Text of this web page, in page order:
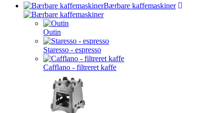
Bærbare kaffemaskiner
Outin
Staresso - espresso
Cafflano - filtreret kaffe